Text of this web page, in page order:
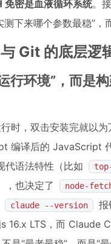
免密是血液循环系统。
测下来哪个参数最稳”
Git 的底层逻
行环境”，而是
时，双击安装完就以
编译后的 JavaScript
代语法特性（比如
，也决定了 node-
claude --version
16.x LTS，而 Claude